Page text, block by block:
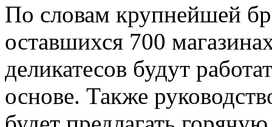
По словам крупнейшей
оставшихся 700
деликатесов будут
основе. Также